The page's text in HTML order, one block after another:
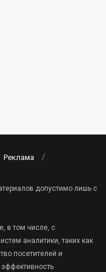
Реклама
допустимо лишь с
в том числе, с
аналитики, таких как
посетителей и